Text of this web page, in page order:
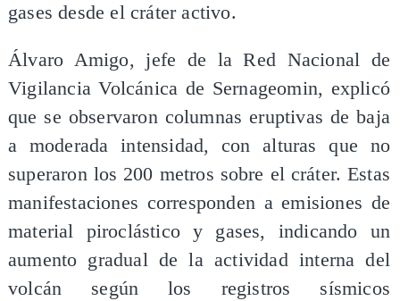
gases desde el cráter activo.
Álvaro Amigo, jefe de la Red Nacional de
Vigilancia Volcánica de Sernageomin, explicó
que se observaron columnas eruptivas de baja
a moderada intensidad, con alturas que no
superaron los 200 metros sobre el cráter. Estas
manifestaciones corresponden a emisiones de
material piroclástico y gases, indicando un
aumento gradual de la actividad interna del
volcán según los registros sísmicos